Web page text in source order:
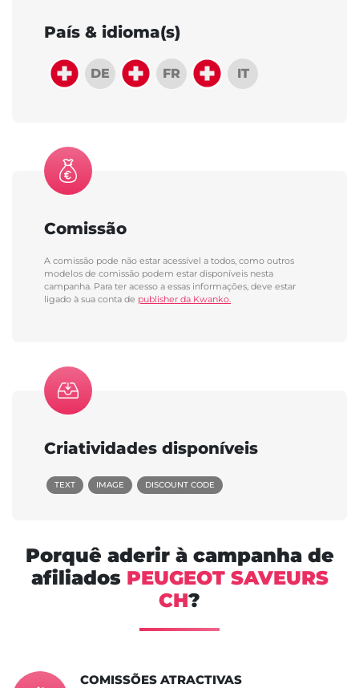
País & idioma(s)
DE FR IT
Comissão
A comissão pode não estar acessível a todos, como outros
modelos de comissão podem estar disponíveis nesta
campanha. Para ter acesso a essas informações, deve estar
ligado à sua conta de publisher da Kwanko.
Criatividades disponíveis
TEXT IMAGE DISCOUNT CODE
Porquê aderir à campanha de
afiliados PEUGEOT SAVEURS
CH?
COMISSÕES ATRACTIVAS